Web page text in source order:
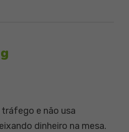
e não usa
dinheiro na mesa.